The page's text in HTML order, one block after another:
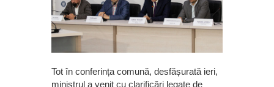
Tot în conferința comună, desfășurată ieri,
ministrul a venit cu clarificări legate de